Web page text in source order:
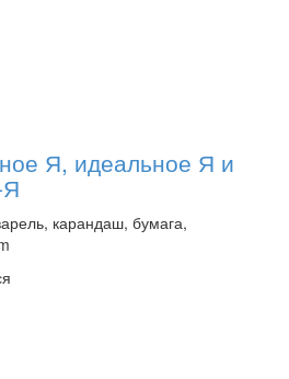
Я, идеальное Я и
Я
карандаш, бумага,